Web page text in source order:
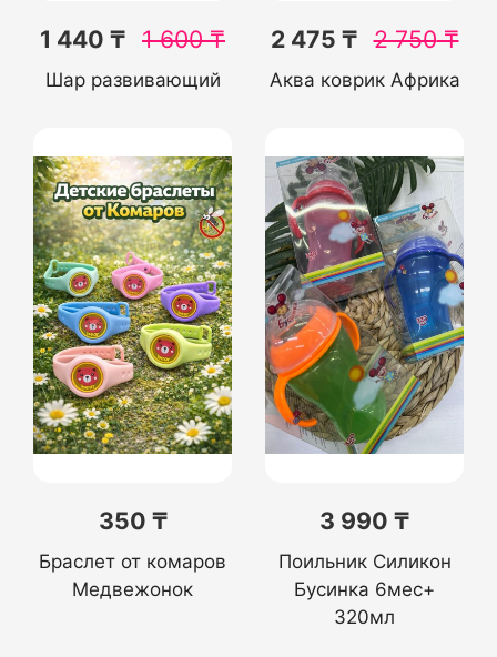
1 440 ₸ 1 600₸
Шар развивающий
2 475 ₸ 2 750₸
Аква коврик Африка
350 ₸
Браслет от комаров
Медвежонок
3 990 ₸
Поильник Силикон
Бусинка 6мес+
320мл